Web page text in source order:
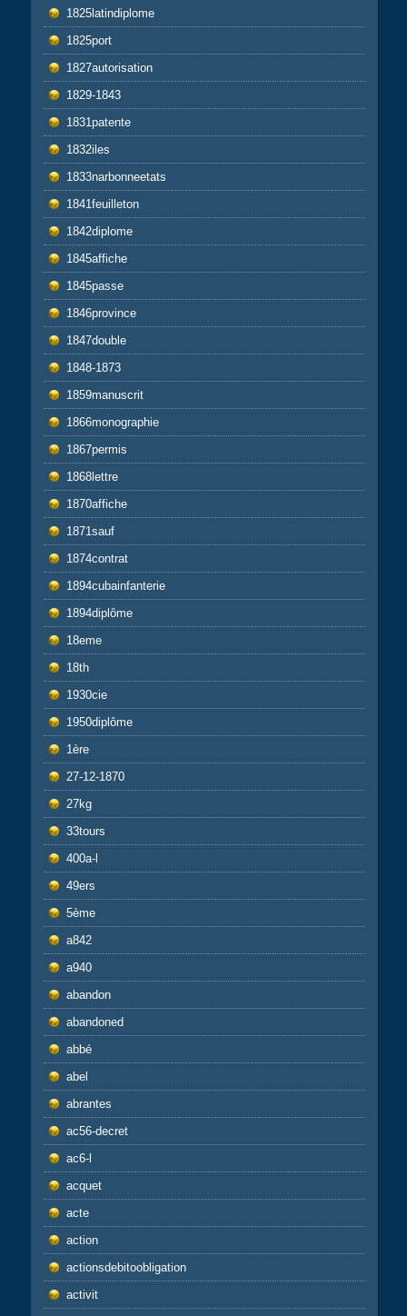
1825latindiplome
1825port
1827autorisation
1829-1843
1831patente
1832iles
1833narbonneetats
1841feuilleton
1842diplome
1845affiche
1845passe
1846province
1847double
1848-1873
1859manuscrit
1866monographie
1867permis
1868lettre
1870affiche
1871sauf
1874contrat
1894cubainfanterie
1894diplôme
18eme
18th
1930cie
1950diplôme
1ère
27-12-1870
27kg
33tours
400a-l
49ers
5ème
a842
a940
abandon
abandoned
abbé
abel
abrantes
ac56-decret
ac6-l
acquet
acte
action
actionsdebitoobligation
activit